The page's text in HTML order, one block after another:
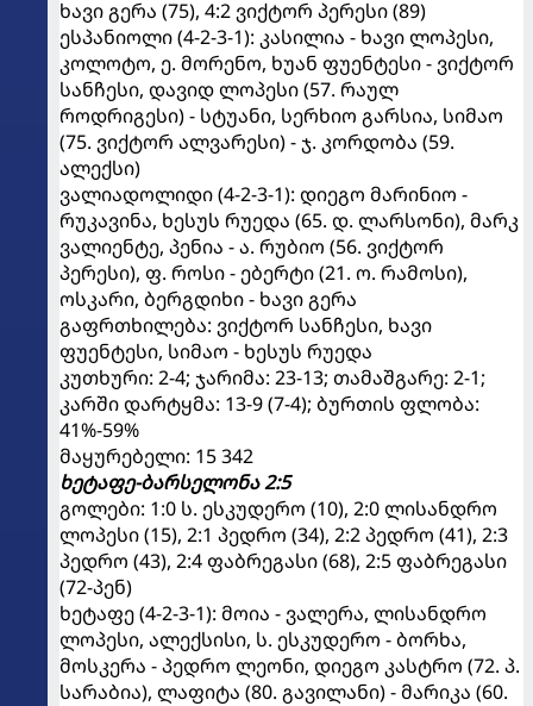
ხავი გერა (75), 4:2 ვიქტორ პერესი (89)
ესპანიოლი (4-2-3-1): კასილია - ხავი ლოპესი,
კოლოტო, ე. მორენო, ხუან ფუენტესი - ვიქტორ
სანჩესი, დავიდ ლოპესი (57. რაულ
როდრიგესი) - სტუანი, სერხიო გარსია, სიმაო
(75. ვიქტორ ალვარესი) - ჯ. კორდობა (59.
ალექსი)
ვალიადოლიდი (4-2-3-1): დიეგო მარინიო -
რუკავინა, ხესუს რუედა (65. დ. ლარსონი), მარკ
ვალიენტე, პენია - ა. რუბიო (56. ვიქტორ
პერესი), ფ. როსი - ებერტი (21. ო. რამოსი),
ოსკარი, ბერგდიხი - ხავი გერა
გაფრთხილება: ვიქტორ სანჩესი, ხავი
ფუენტესი, სიმაო - ხესუს რუედა
კუთხური: 2-4; ჯარიმა: 23-13; თამაშგარე: 2-1;
კარში დარტყმა: 13-9 (7-4); ბურთის ფლობა:
41%-59%
მაყურებელი: 15 342
ხეტაფე-ბარსელონა 2:5
გოლები: 1:0 ს. ესკუდერო (10), 2:0 ლისანდრო
ლოპესი (15), 2:1 პედრო (34), 2:2 პედრო (41), 2:3
პედრო (43), 2:4 ფაბრეგასი (68), 2:5 ფაბრეგასი
(72-პენ)
ხეტაფე (4-2-3-1): მოია - ვალერა, ლისანდრო
ლოპესი, ალექსისი, ს. ესკუდერო - ბორხა,
მოსკერა - პედრო ლეონი, დიეგო კასტრო (72. პ.
სარაბია), ლაფიტა (80. გავილანი) - მარიკა (60.